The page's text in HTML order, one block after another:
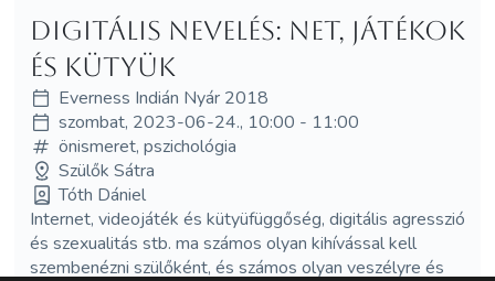
Digitális Nevelés: Net, játékok
és kütyük
Everness Indián Nyár 2018
szombat, 2023-06-24., 10:00 - 11:00
önismeret, pszichológia
Szülők Sátra
Tóth Dániel
Internet, videojáték és kütyüfüggőség, digitális agresszió
és szexualitás stb. ma számos olyan kihívással kell
szembenézni szülőként, és számos olyan veszélyre és